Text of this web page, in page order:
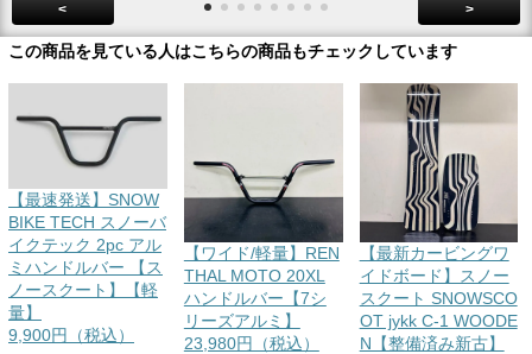
< >
この商品を見ている人はこちらの商品もチェックしています
【最速発送】SNOW
BIKE TECH スノーバ
イクテック 2pc アル
ミハンドルバー 【ス
ノースクート】【軽
量】
9,900円（税込）
【ワイド/軽量】REN
THAL MOTO 20XL
ハンドルバー【7シ
リーズアルミ】
23,980円（税込）
【最新カービングワ
イドボード】スノー
スクート SNOWSCO
OT jykk C-1 WOODE
N【整備済み新古】